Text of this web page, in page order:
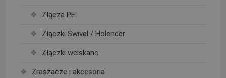
Złącza PE
Złączki Swivel / Holender
Złączki wciskane
Zraszacze i akcesoria